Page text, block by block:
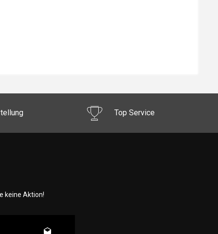
Top Service
keine Aktion!